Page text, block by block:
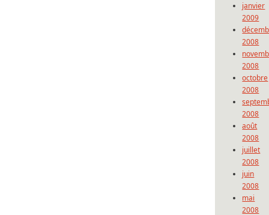
janvier
2009
2008
2008
octobre
2008
2008
août
2008
juillet
2008
juin
2008
mai
2008